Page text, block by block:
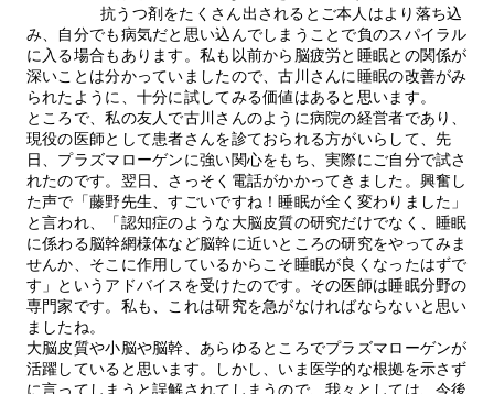
抗うつ剤をたくさん出されるとご本人はより落ち込
み、自分でも病気だと思い込んでしまうことで負のスパイラル
に入る場合もあります。私も以前から脳疲労と睡眠との関係が
深いことは分かっていましたので、古川さんに睡眠の改善がみ
られたように、十分に試してみる価値はあると思います。
ところで、私の友人で古川さんのように病院の経営者であり、
現役の医師として患者さんを診ておられる方がいらして、先
日、プラズマローゲンに強い関心をもち、実際にご自分で試さ
れたのです。翌日、さっそく電話がかかってきました。興奮し
た声で「藤野先生、すごいですね！睡眠が全く変わりました」
と言われ、「認知症のような大脳皮質の研究だけでなく、睡眠
に係わる脳幹網様体など脳幹に近いところの研究をやってみま
せんか、そこに作用しているからこそ睡眠が良くなったはずで
す」というアドバイスを受けたのです。その医師は睡眠分野の
専門家です。私も、これは研究を急がなければならないと思い
ましたね。
大脳皮質や小脳や脳幹、あらゆるところでプラズマローゲンが
活躍していると思います。しかし、いま医学的な根拠を示さず
に言ってしまうと誤解されてしまうので、我々としては、今後